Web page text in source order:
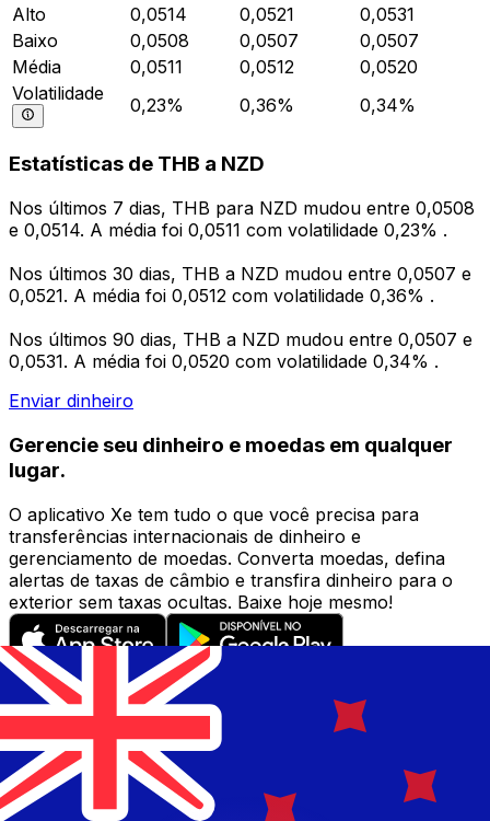
Alto
0,0514 0,0521
0,0531
Baixo
0,0508 0,0507
0,0507
Média
0,0511 0,0512
0,0520
Volatilidade
0,23% 0,36% 0,34%
Estatísticas de THB a NZD
Nos últimos 7 dias, THB para NZD mudou entre 0,0508
e 0,0514. A média foi 0,0511 com volatilidade 0,23% .
Nos últimos 30 dias, THB a NZD mudou entre 0,0507 e
0,0521. A média foi 0,0512 com volatilidade 0,36% .
Nos últimos 90 dias, THB a NZD mudou entre 0,0507 e
0,0531. A média foi 0,0520 com volatilidade 0,34% .
Enviar dinheiro
Gerencie seu dinheiro e moedas em qualquer
lugar.
O aplicativo Xe tem tudo o que você precisa para
transferências internacionais de dinheiro e
gerenciamento de moedas. Converta moedas, defina
alertas de taxas de câmbio e transfira dinheiro para o
exterior sem taxas ocultas. Baixe hoje mesmo!